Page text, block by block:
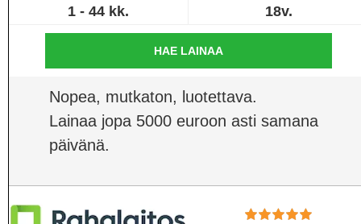
1 - 44 kk. 18v.
HAE LAINAA
Nopea, mutkaton, luotettava.
Lainaa jopa 5000 euroon asti samana
päivänä.